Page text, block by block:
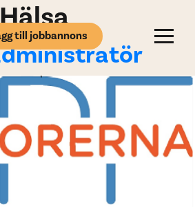
till jobbannons
Hälsa